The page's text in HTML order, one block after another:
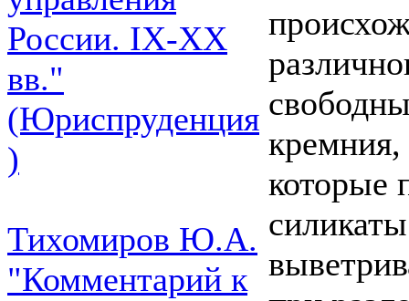
России. IХ-ХХ
вв."
(Юриспруденция
)
Тихомиров Ю.А.
"Комментарий к
кремния,
которые